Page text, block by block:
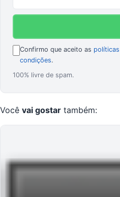
Confirmo que aceito as
condições.
100% livre de spam.
Você vai gostar também: